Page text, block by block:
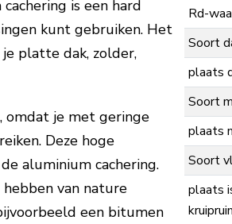
is een hard
kunt gebruiken. Het
platte dak, zolder,
omdat je met geringe
Deze hoge
aluminium cachering.
van nature
een bitumen
Rd-
Soort
plaats
Soort
plaats
Soort
plaats